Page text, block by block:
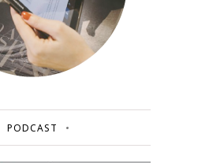
PODCAST